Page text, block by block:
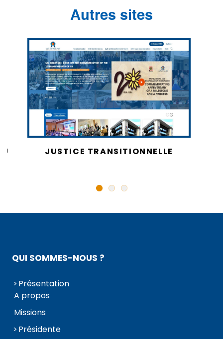
Autres sites
JUSTICE TRANSITIONNELLE
QUI SOMMES-NOUS ?
Présentation
A propos
Missions
Présidente